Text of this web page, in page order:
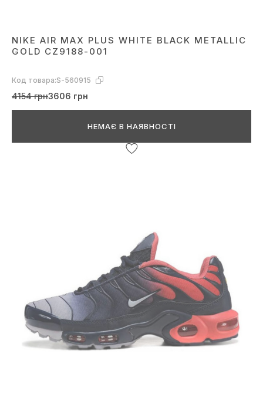
NIKE AIR MAX PLUS WHITE BLACK METALLIC
GOLD CZ9188-001
Код товара:S-560915
4154 грн3606 грн
НЕМАЄ В НАЯВНОСТІ